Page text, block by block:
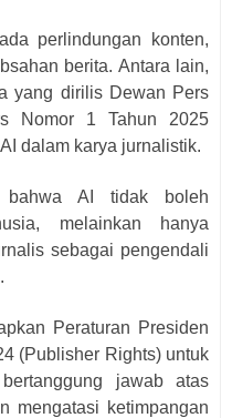
perlindungan konten,
berita. Antara lain,
yang dirilis Dewan Pers
Nomor 1 Tahun 2025
dalam karya jurnalistik.
bahwa AI tidak boleh
melainkan hanya
sebagai pengendali
Peraturan Presiden
(Publisher Rights) untuk
jawab atas
mengatasi ketimpangan